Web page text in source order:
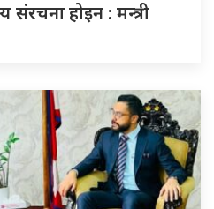
संरचना होइन : मन्त्री